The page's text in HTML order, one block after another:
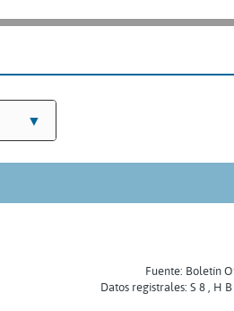
Fuente: Boletín
Datos registrales: S 8 , H